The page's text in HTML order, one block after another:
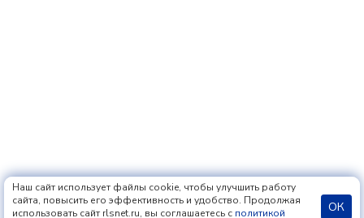
Наш сайт использует файлы cookie, чтобы улучшить работу
сайта, повысить его эффективность и удобство. Продолжая
использовать сайт rlsnet.ru, вы соглашаетесь с политикой ОК